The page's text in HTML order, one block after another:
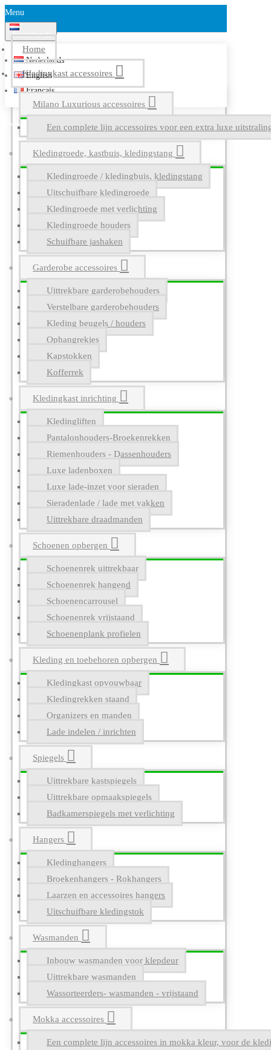
Menu
Nederlands
Nederlands
English
Français
Home
Kledingkast accessoires
Milano Luxurious accessoires
Een complete lijn accessoires voor een extra luxe
Kledingroede, kastbuis, kledingstang
Kledingroede / kledingbuis, kledingstang
Uitschuifbare kledingroede
Kledingroede met verlichting
Kledingroede houders
Schuifbare jashaken
Garderobe accessoires
Uittrekbare garderobehouders
Verstelbare garderobehouders
Kleding beugels / houders
Ophangrekjes
Kapstokken
Kofferrek
Kledingkast inrichting
Kledingliften
Pantalonhouders-Broekenrekken
Riemenhouders - Dassenhouders
Luxe ladenboxen
Luxe lade-inzet voor sieraden
Sieradenlade / lade met vakken
Uittrekbare draadmanden
Schoenen opbergen
Schoenenrek uittrekbaar
Schoenenrek hangend
Schoenencarrousel
Schoenenrek vrijstaand
Schoenenplank profielen
Kleding en toebehoren opbergen
Kledingkast opvouwbaar
Kledingrekken staand
Organizers en manden
Lade indelen / inrichten
Spiegels
Uittrekbare kastspiegels
Uittrekbare opmaakspiegels
Badkamerspiegels met verlichting
Hangers
Kledinghangers
Broekenhangers - Rokhangers
Laarzen en accessoires hangers
Uitschuifbare kledingstok
Wasmanden
Inbouw wasmanden voor klepdeur
Uittrekbare wasmanden
Wassorteerders- wasmanden - vrijstaand
Mokka accessoires
Een complete lijn accessoires in mokka kleur, voor de